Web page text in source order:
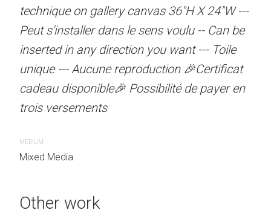
36"H X 24"W ---
sens voulu -- Can be
you want --- Toile
🎉Certificat
Possibilité de payer en
canvas with 1" black
Toile unique --- Aucune
Certificat cadeau
payer en trois
technique on gallery canvas 36"H X 24"W ---
Peut s'installer dans le sens voulu -- Can be
inserted in any direction you want --- Toile
unique --- Aucune reproduction 🎉Certificat
cadeau disponible🎉 Possibilité de payer en
trois versements
MEDIUM
Mixed Media
Other work